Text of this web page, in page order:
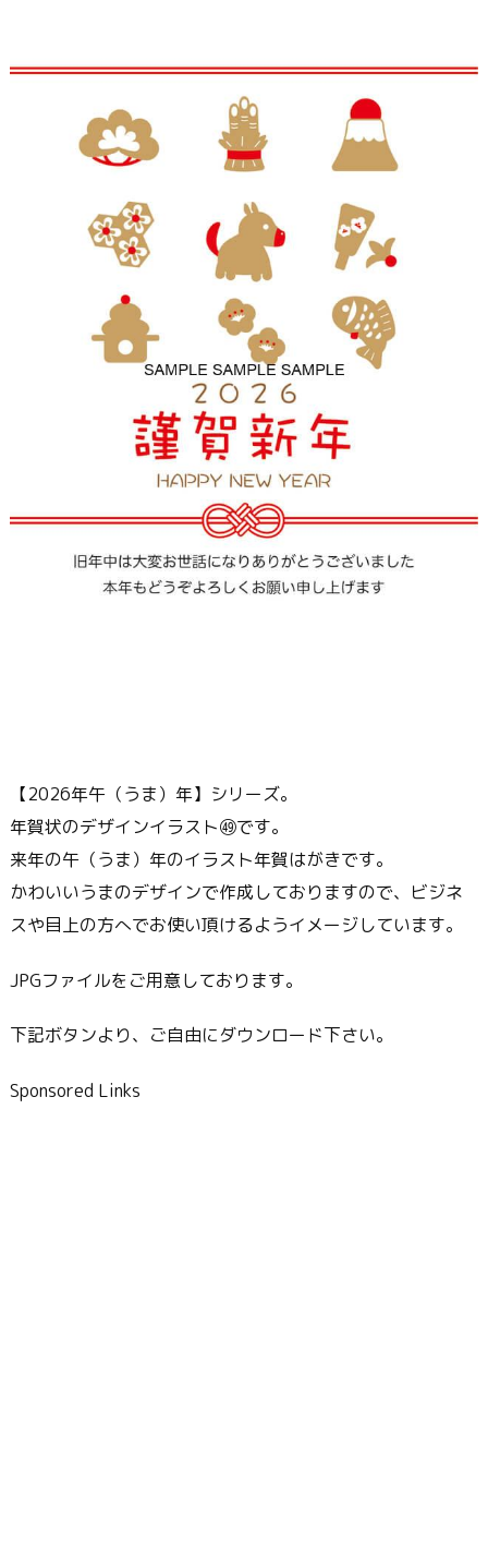
【2026年午（うま）年】シリーズ。
年賀状のデザインイラスト㊾です。
来年の午（うま）年のイラスト年賀はがきです。
かわいいうまのデザインで作成しておりますので、ビジネ
スや目上の方へでお使い頂けるようイメージしています。
JPGファイルをご用意しております。
下記ボタンより、ご自由にダウンロード下さい。
Sponsored Links